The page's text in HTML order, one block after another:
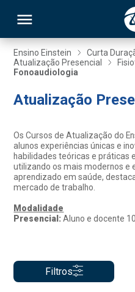
Ensino Einstein Curta
Atualização Presencial
Fonoaudiologia
Atualização
Os Cursos de Atualização do
alunos experiências únicas e
habilidades teóricas e práticas
utilizando os mais modernos e
aprendizado em saúde,
mercado de trabalho.
Modalidade
Presencial:Aluno e docente
Filtros